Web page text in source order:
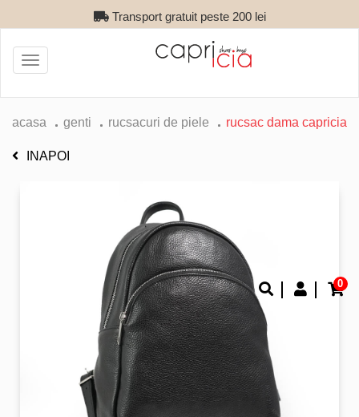
Transport gratuit peste 200 lei
0
Toggle
navigation
acasa genti rucsacuri de piele rucsac dama capricia
INAPOI